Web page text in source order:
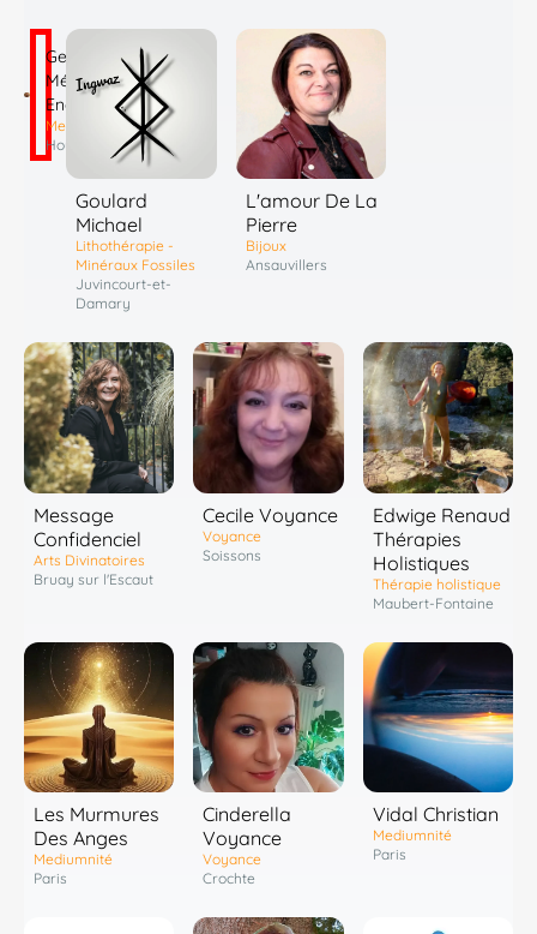
Georges
Médium
Energies
Mediumnité
Houdain
Goulard
Michael
Lithothérapie -
Minéraux Fossiles
Juvincourt-et-
Damary
L'amour De La
Pierre
Bijoux
Ansauvillers
Message
Confidenciel
Arts Divinatoires
Bruay sur l'Escaut
Cecile Voyance
Voyance
Soissons
Edwige Renaud
Thérapies
Holistiques
Thérapie holistique
Maubert-Fontaine
Les Murmures
Des Anges
Mediumnité
Paris
Cinderella
Voyance
Voyance
Crochte
Vidal Christian
Mediumnité
Paris